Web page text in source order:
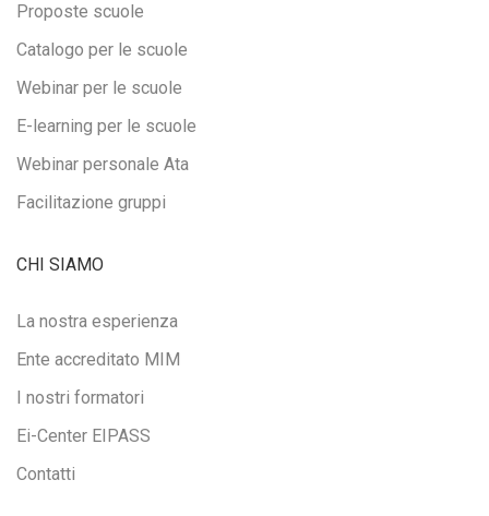
Proposte scuole
Catalogo per le scuole
Webinar per le scuole
E-learning per le scuole
Webinar personale Ata
Facilitazione gruppi
CHI SIAMO
La nostra esperienza
Ente accreditato MIM
I nostri formatori
Ei-Center EIPASS
Contatti